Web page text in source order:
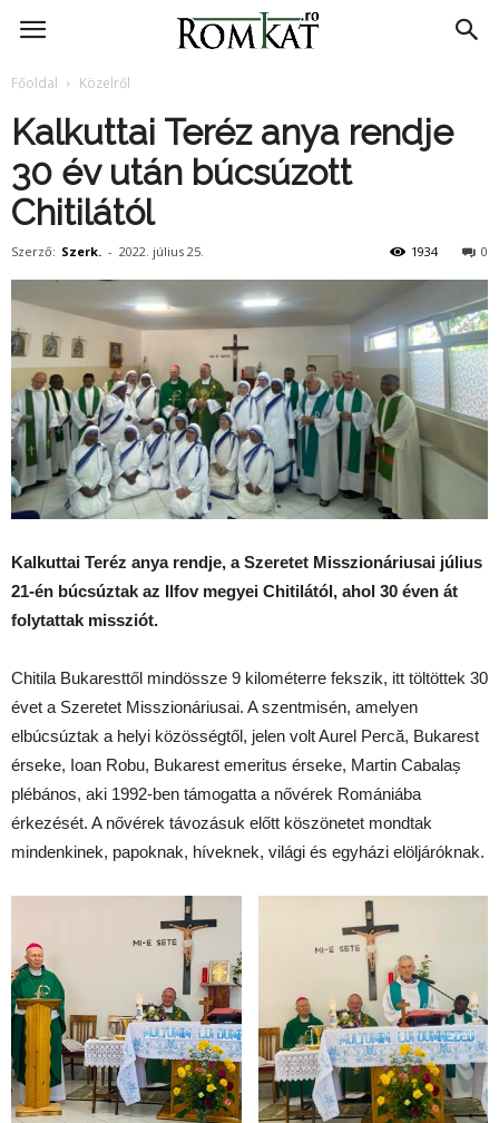
RomKat.ro
Főoldal Közelről
Kalkuttai Teréz anya rendje
30 év után búcsúzott
Chitilától
Szerző: Szerk. - 2022. július 25. 0
1934
Kalkuttai Teréz anya rendje, a Szeretet Misszionáriusai július
21-én búcsúztak az Ilfov megyei Chitilától, ahol 30 éven át
folytattak missziót.
Chitila Bukaresttől mindössze 9 kilométerre fekszik, itt töltöttek 30
évet a Szeretet Misszionáriusai. A szentmisén, amelyen
elbúcsúztak a helyi közösségtől, jelen volt Aurel Percă, Bukarest
érseke, Ioan Robu, Bukarest emeritus érseke, Martin Cabalaș
plébános, aki 1992-ben támogatta a nővérek Romániába
érkezését. A nővérek távozásuk előtt köszönetet mondtak
mindenkinek, papoknak, híveknek, világi és egyházi elöljáróknak.